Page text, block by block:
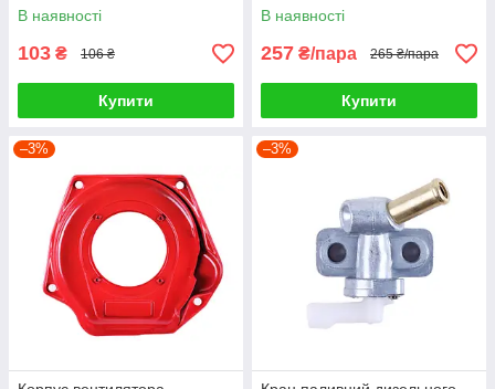
В наявності
103 ₴ 106 ₴
Купити
В наявності
257 ₴/пара 265 ₴/пара
Купити
–3% –3%